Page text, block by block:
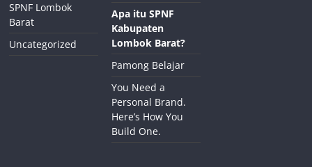
SPNF Lombok
Barat
Uncategorized
Apa itu SPNF
Kabupaten
Lombok Barat?
Pamong Belajar
You Need a
Personal Brand.
Here’s How You
Build One.